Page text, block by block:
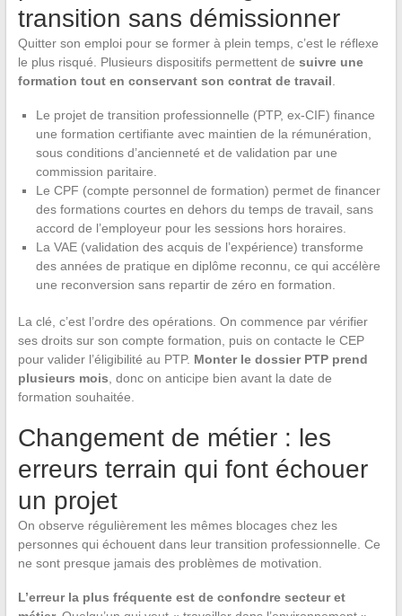
transition sans démissionner
Quitter son emploi pour se former à plein temps, c’est le réflexe
le plus risqué. Plusieurs dispositifs permettent de suivre une
formation tout en conservant son contrat de travail
Le projet de transition professionnelle (PTP, ex-CIF) finance
une formation certifiante avec maintien de la rémunération,
sous conditions d’ancienneté et de validation par une
commission paritaire.
Le CPF (compte personnel de formation) permet de financer
des formations courtes en dehors du temps de travail, sans
accord de l’employeur pour les sessions hors horaires.
La VAE (validation des acquis de l’expérience) transforme
des années de pratique en diplôme reconnu, ce qui accélère
une reconversion sans repartir de zéro en formation.
La clé, c’est l’ordre des opérations. On commence par vérifier
ses droits sur son compte formation, puis on contacte le CEP
pour valider l’éligibilité au PTP. Monter le dossier PTP prend
plusieurs mois , donc on anticipe bien avant la date de
formation souhaitée.
Changement de métier : les
erreurs terrain qui font échouer
un projet
On observe régulièrement les mêmes blocages chez les
personnes qui échouent dans leur transition professionnelle. Ce
ne sont presque jamais des problèmes de motivation.
L’erreur la plus fréquente est de confondre secteur et